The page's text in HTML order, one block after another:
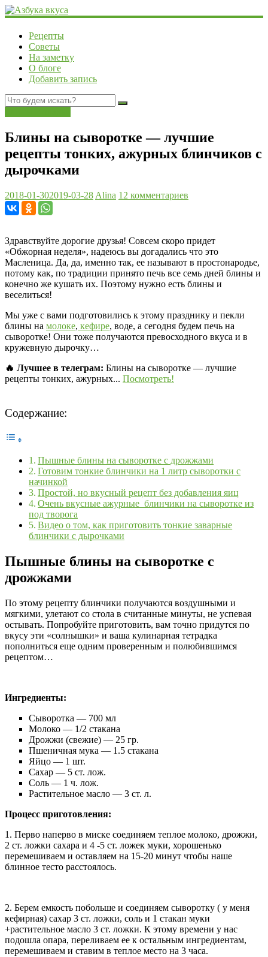
Рецепты
Советы
На заметку
О блоге
Добавить запись
Блины на сыворотке — лучшие
рецепты тонких, ажурных блинчиков с
дырочками
2018-01-302019-03-28 Alina 12 комментариев
Здравствуйте дорогие друзья! Совсем скоро придет
«Обжорная неделя», надеюсь вы догадались что это
Масленица. Да, да, именно так, ее называют в простонародье,
потому как, по традиции принято печь все семь дней блины и
конечно же кушать их. Поэтому нужно есть блины и
веселиться!
Мы уже с вами подготовились к этому празднику и пекли
блины на молоке, кефире, воде, а сегодня будем печь на
сыворотке! Они тоже получаются превосходного вкуса и в
кружевную дырочку…
🔥 Лучшее в телеграм: Блины на сыворотке — лучшие
рецепты тонких, ажурных... Посмотреть!
Содержание:
Пышные блины на сыворотке с дрожжами
Готовим тонкие блинчики на 1 литр сыворотки с
начинкой
Простой, но вкусный рецепт без добавления яиц
Очень вкусные ажурные блинчики на сыворотке из
под творога
Видео о том, как приготовить тонкие заварные
блинчики с дырочками
Пышные блины на сыворотке с
дрожжами
По этому рецепту блинчики получаются воздушными и
мягкими, улетают со стола в считанные минуты, не успевая
остывать. Попробуйте приготовить, вам точно придутся по
вкусу эти «солнышки» и ваша кулинарная тетрадка
пополниться еще одним проверенным и полюбившимся
рецептом…
Ингредиенты:
Сыворотка — 700 мл
Молоко — 1/2 стакана
Дрожжи (свежие) — 25 гр.
Пшеничная мука — 1.5 стакана
Яйцо — 1 шт.
Сахар — 5 ст. лож.
Соль — 1 ч. лож.
Растительное масло — 3 ст. л.
Процесс приготовления:
1. Перво наперво в миске соединяем теплое молоко, дрожжи,
2 ст. ложки сахара и 4 -5 ст. ложек муки, хорошенько
перемешиваем и оставляем на 15-20 минут чтобы наше
блинное тесто расстоялось.
2. Берем емкость побольше и соединяем сыворотку ( у меня
кефирная) сахар 3 ст. ложки, соль и 1 стакан муки
+растительное масло 3 ст. ложки. К этому времени у нас
подошла опара, переливаем ее к остальным ингредиентам,
перемешиваем и ставим в теплое место на 3 часа.